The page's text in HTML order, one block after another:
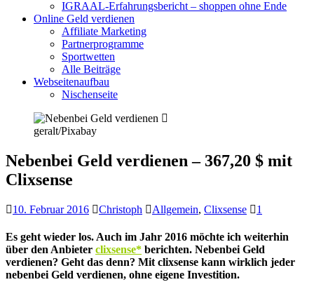
IGRAAL-Erfahrungsbericht – shoppen ohne Ende
Online Geld verdienen
Affiliate Marketing
Partnerprogramme
Sportwetten
Alle Beiträge
Webseitenaufbau
Nischenseite
geralt/Pixabay
Nebenbei Geld verdienen – 367,20 $ mit
Clixsense
10. Februar 2016 Christoph Allgemein, Clixsense 1
Es geht wieder los. Auch im Jahr 2016 möchte ich weiterhin
über den Anbieter clixsense* berichten. Nebenbei Geld
verdienen? Geht das denn? Mit clixsense kann wirklich jeder
nebenbei Geld verdienen, ohne eigene Investition.